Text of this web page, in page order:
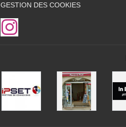
GESTION DES COOKIES